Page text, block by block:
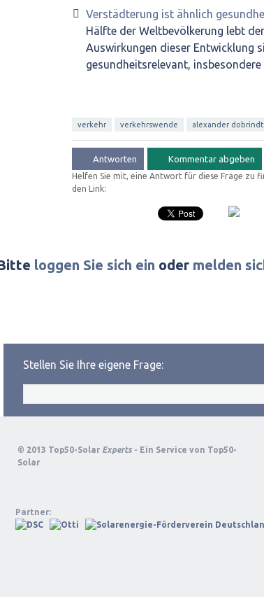
Verstädterung ist ähnlich
Hälfte der Weltbevölkerung lebt
Auswirkungen dieser Entwicklung
gesundheitsrelevant, insbesondere
verkehr verkehrswende alexander dobrindt
Helfen Sie mit, eine Antwort für diese Frage zu
den Link:
loggen Sie sich ein oder melden
Stellen Sie Ihre eigene Frage:
© 2013 Top50-Solar Experts - Ein Service von Top50-
Solar
Partner: